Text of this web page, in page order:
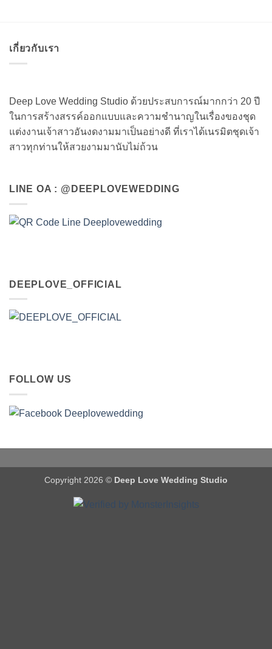
เกี่ยวกับเรา
Deep Love Wedding Studio ด้วยประสบการณ์มากกว่า 20 ปี
ในการสร้างสรรค์ออกแบบและความชำนาญในเรื่องของชุด
แต่งงานเจ้าสาวอันงดงามมาเป็นอย่างดี ที่เราได้เนรมิตชุดเจ้า
สาวทุกท่านให้สวยงามมานับไม่ถ้วน
LINE OA : @DEEPLOVEWEDDING
DEEPLOVE_OFFICIAL
FOLLOW US
Copyright 2026 © Deep Love Wedding Studio